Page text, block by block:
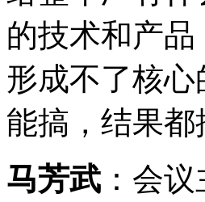
的技术和产
形成不了核
能搞，结果
马芳武 ：会